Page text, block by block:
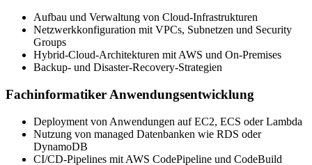
Aufbau und Verwaltung von Cloud-Infrastrukturen
Netzwerkkonfiguration mit VPCs, Subnetzen und Security
Groups
Hybrid-Cloud-Architekturen mit AWS und On-Premises
Backup- und Disaster-Recovery-Strategien
Fachinformatiker Anwendungsentwicklung
Deployment von Anwendungen auf EC2, ECS oder Lambda
Nutzung von managed Datenbanken wie RDS oder
DynamoDB
CI/CD-Pipelines mit AWS CodePipeline und CodeBuild